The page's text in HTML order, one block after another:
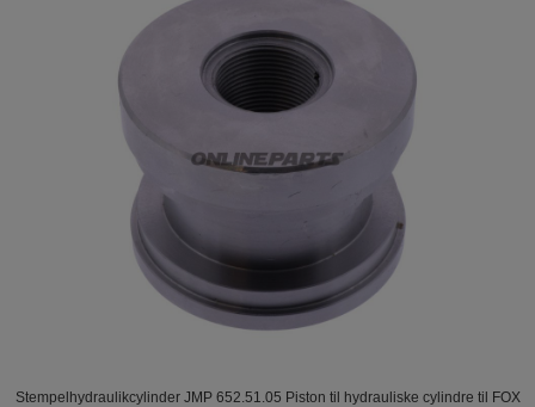
Stempelhydraulikcylinder JMP 652.51.05 Piston til hydrauliske cylindre til FOX